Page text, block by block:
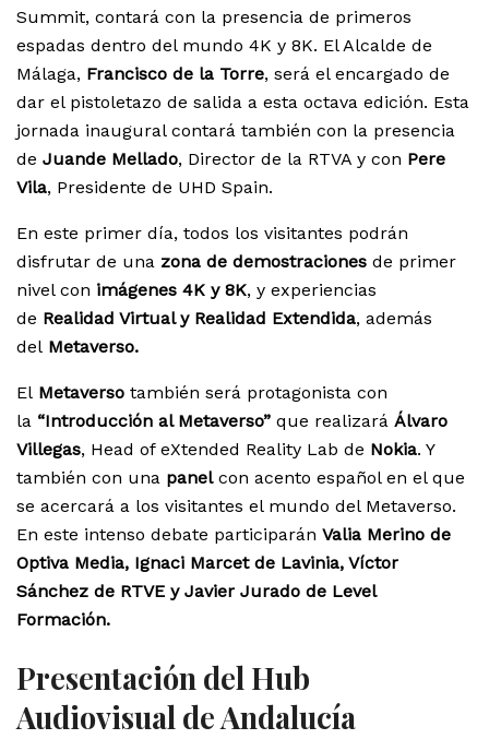
Summit, contará con la presencia de primeros
espadas dentro del mundo 4K y 8K. El Alcalde de
Málaga, Francisco de la Torre, será el encargado de
dar el pistoletazo de salida a esta octava edición. Esta
jornada inaugural contará también con la presencia
de Juande Mellado, Director de la RTVA y con Pere
Vila, Presidente de UHD Spain.
En este primer día, todos los visitantes podrán
disfrutar de una zona de demostraciones de primer
nivel con imágenes 4K y 8K, y experiencias
de Realidad Virtual y Realidad Extendida, además
del Metaverso.
El Metaverso también será protagonista con
la “Introducción al Metaverso” que realizará Álvaro
Villegas, Head of eXtended Reality Lab de Nokia. Y
también con una panel con acento español en el que
se acercará a los visitantes el mundo del Metaverso.
En este intenso debate participarán Valia Merino de
Optiva Media, Ignaci Marcet de Lavinia, Víctor
Sánchez de RTVE y Javier Jurado de Level
Formación.
Presentación del Hub
Audiovisual de Andalucía